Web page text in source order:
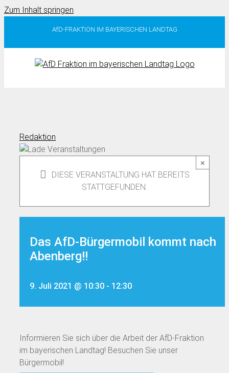
Zum Inhalt springen
AfD-FRAKTION IM BAYERISCHEN LANDTAG
Redaktion
×
DIESE VERANSTALTUNG HAT BEREITS
STATTGEFUNDEN.
Das AfD-Bürgermobil kommt nach
Abenberg!!
9. Juli 2021 @ 10:30 - 12:30
Informieren Sie sich über die Arbeit der AfD-Fraktion
im bayerischen Landtag! Besuchen Sie unser
Bürgermobil!